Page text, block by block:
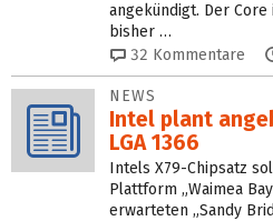
angekündigt. Der
bisher …
32 Kommentare
NEWS
Intel plant
LGA 1366
Intels X79-Chipsatz
Plattform „Waimea
erwarteten „Sandy